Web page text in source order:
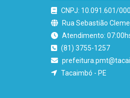
CNPJ: 10.091.601/
Rua Sebastião
Atendimento:
(81) 3755-1257
Tacaimbó - PE